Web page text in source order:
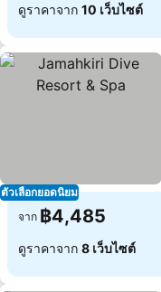
ดูราคาจาก 10 เว็บไซต์
ตัวเลือกยอดนิยม
จาก ฿4,485
ดูราคาจาก 8 เว็บไซต์